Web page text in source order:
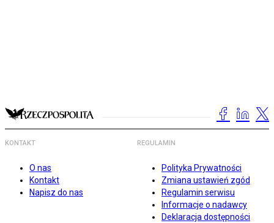
KONTAKT
O nas
Kontakt
Napisz do nas
REGULAMIN
Polityka Prywatności
Zmiana ustawień zgód
Regulamin serwisu
Informacje o nadawcy
Deklaracja dostępności